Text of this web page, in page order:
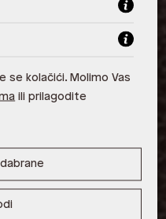
se kolačići. Molimo Vas
ili prilagodite